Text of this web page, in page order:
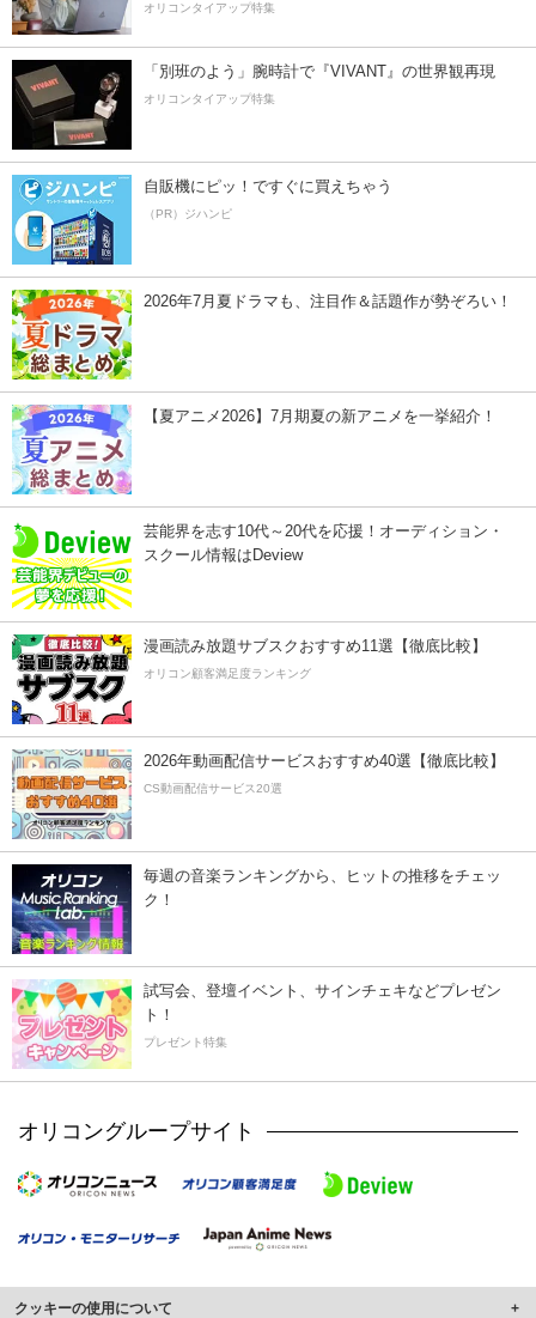
オリコンタイアップ特集
「別班のよう」腕時計で『VIVANT』の世界観再現
オリコンタイアップ特集
自販機にピッ！ですぐに買えちゃう
（PR）ジハンピ
2026年7月夏ドラマも、注目作＆話題作が勢ぞろい！
【夏アニメ2026】7月期夏の新アニメを一挙紹介！
芸能界を志す10代～20代を応援！オーディション・
スクール情報はDeview
漫画読み放題サブスクおすすめ11選【徹底比較】
オリコン顧客満足度ランキング
2026年動画配信サービスおすすめ40選【徹底比較】
CS動画配信サービス20選
毎週の音楽ランキングから、ヒットの推移をチェッ
ク！
試写会、登壇イベント、サインチェキなどプレゼン
ト！
プレゼント特集
オリコングループサイト
クッキーの使用について